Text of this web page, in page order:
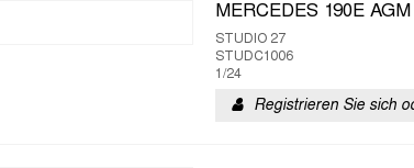
MERCEDES 190E AGM
STUDIO 27
STUDC1006
1/24
Registrieren Sie sich